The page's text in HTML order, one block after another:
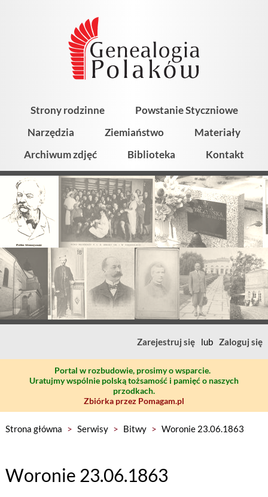
Strony rodzinne
Powstanie Styczniowe
Narzędzia
Ziemiaństwo
Materiały
Archiwum zdjęć
Biblioteka Kontakt
Zarejestruj się lub Zaloguj się
Portal w rozbudowie, prosimy o wsparcie.
Uratujmy wspólnie polską tożsamość i pamięć o naszych
przodkach.
Zbiórka przez Pomagam.pl
Strona główna > Serwisy > Bitwy > Woronie 23.06.1863
Woronie 23.06.1863